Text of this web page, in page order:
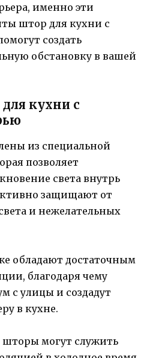
именно эти
штор для кухни с
создать
обстановку в вашей
кухни с
из специальной
позволяет
света внутрь
защищают от
и нежелательных
обладают достаточным
благодаря чему
с улицы и создадут
в кухне.
шторы могут служить